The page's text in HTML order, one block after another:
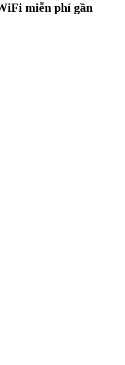
miễn phí gần